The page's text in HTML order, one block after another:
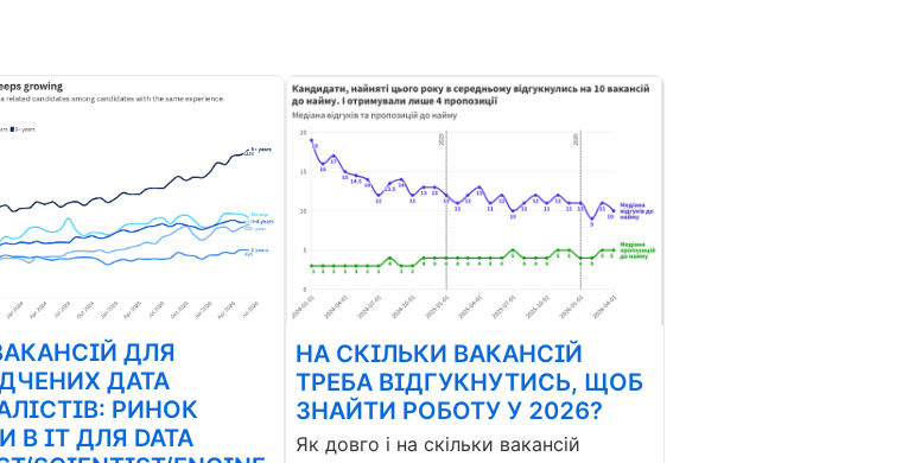
ДЛЯ
ДАТА
РИНОК
В ІТ ДЛЯ DATA
НА СКІЛЬКИ ВАКАНСІЙ
ТРЕБА ВІДГУКНУТИСЬ, ЩОБ
ЗНАЙТИ РОБОТУ У 2026?
Як довго і на скільки вакансій